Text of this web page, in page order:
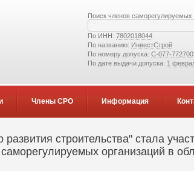
Поиск членов саморегулируемых
По ИНН: 7802018044
По названию: ИнвестСтрой
По номеру допуска: С-077-
По дате выдачи допуска: 1
Члены СРО Информация
строительства" стала
организаций в